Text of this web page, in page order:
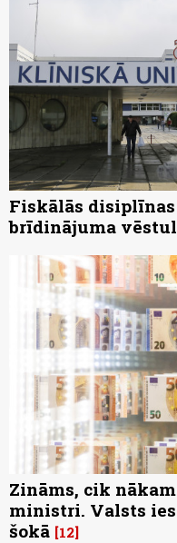
Fiskālās
brīdinājuma
Zināms, cik
ministri. Valsts
šokā 12